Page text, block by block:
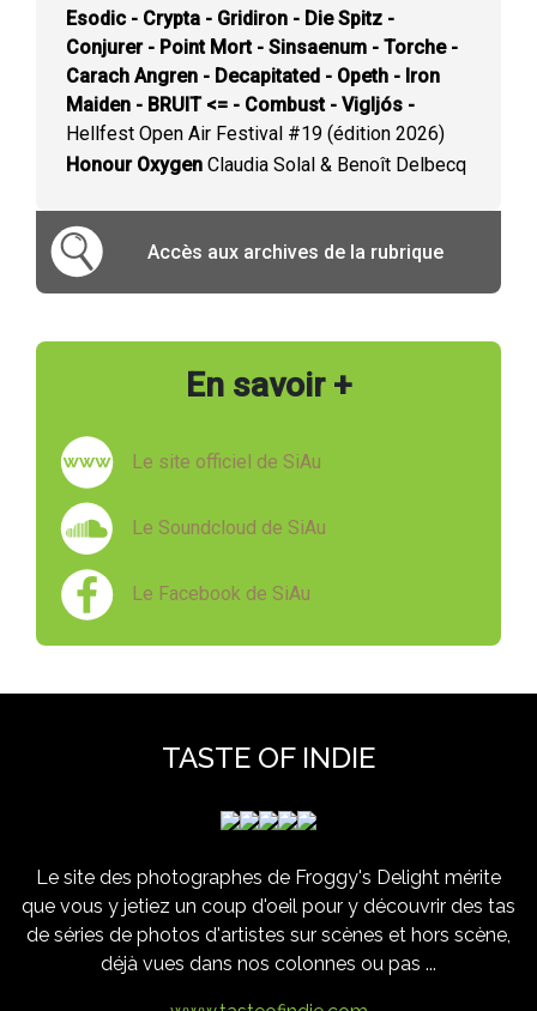
Esodic - Crypta - Gridiron - Die Spitz -
Conjurer - Point Mort - Sinsaenum - Torche -
Carach Angren - Decapitated - Opeth - Iron
Maiden - BRUIT <= - Combust - Vigljós -
Hellfest Open Air Festival #19 (édition 2026)
Honour Oxygen Claudia Solal & Benoît Delbecq
Accès aux archives de la rubrique
En savoir +
Le site officiel de SiAu
Le Soundcloud de SiAu
Le Facebook de SiAu
TASTE OF INDIE
Le site des photographes de Froggy's Delight mérite
que vous y jetiez un coup d'oeil pour y découvrir des tas
de séries de photos d'artistes sur scènes et hors scène,
déjà vues dans nos colonnes ou pas ...